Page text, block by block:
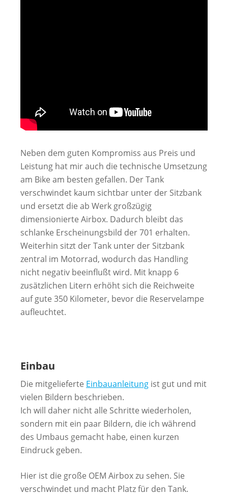
Neben dem guten Kompromiss aus Preis und
Leistung hat mir auch die technische Umsetzung
am Bike am besten gefallen. Der Tank
verschwindet kaum sichtbar unter der Sitzbank
und ersetzt die ab Werk großzügig
dimensionierte Airbox. Dadurch bleibt das
schlanke Erscheinungsbild der 701 erhalten.
Weiterhin sitzt der Tank unter der Sitzbank
zentral im Motorrad, wodurch das Handling
nicht negativ beeinflußt wird. Mit knapp 6
zusätzlichen Litern erhöht sich die Reichweite
auf gute 350 Kilometer, bevor die Reservelampe
aufleuchtet.
Einbau
Die mitgelieferte Einbauanleitung ist gut und mit
vielen Bildern beschrieben.
Ich will daher nicht alle Schritte wiederholen,
sondern mit ein paar Bildern, die ich während
des Umbaus gemacht habe, einen kurzen
Eindruck geben.
Hier ist die große OEM Airbox zu sehen. Sie
verschwindet und macht Platz für den Tank.